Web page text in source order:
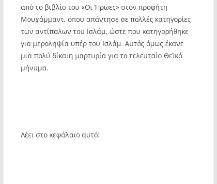
από το βιβλίο του «Οι Ήρωες» στον προφήτη
Μουχάμμαντ, όπου απάντησε σε πολλές κατηγορίες
των αντίπαλων του Ισλάμ, ώστε που κατηγορήθηκε
για μεροληψία υπέρ του Ισλάμ. Αυτός όμως έκανε
μια πολύ δίκαιη μαρτυρία για το τελευταίο Θεϊκό
μήνυμα.
Λέει στο κεφάλαιο αυτό: